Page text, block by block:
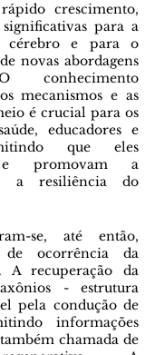
crescimento,
para a
cérebro e para o
novas abordagens
conhecimento
mecanismos e as
é crucial para os
educadores e
que eles
e promovam a
a resiliência do
de ocorrência da
A recuperação da
- estrutura
pela condução de
informações
chamada de